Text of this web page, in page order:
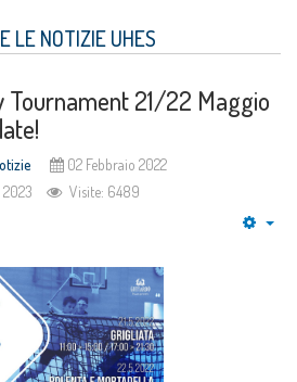
LE NOTIZIE UHES
Tournament 21/22 Maggio
02 Febbraio 2022
2023
Visite: 6489